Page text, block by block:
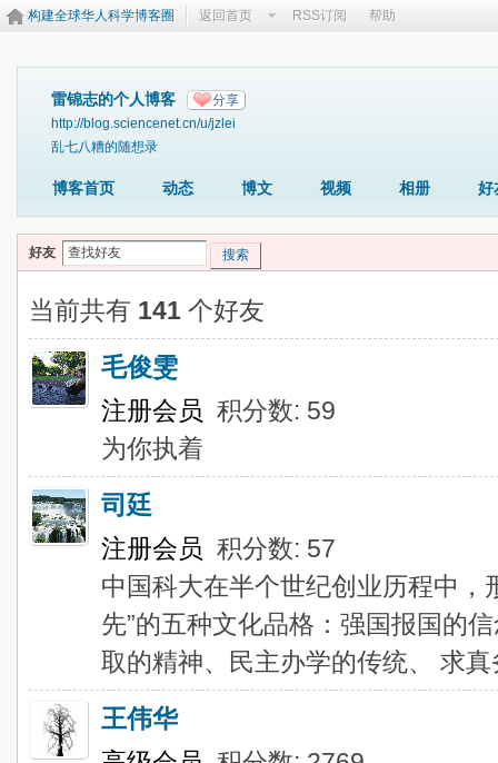
构建全球华人科学博客圈 返回首页 RSS订阅 帮助
雷锦志的个人博客 分享
http://blog.sciencenet.cn/u/jzlei
乱七八糟的随想录
博客首页 动态 博文 视频 相册 好
好友 搜索
当前共有 141 个好友
毛俊雯
注册会员 积分数: 59
为你执着
司廷
注册会员 积分数: 57
中国科大在半个世纪创业历程中，
先”的五种文化品格：强国报国的
取的精神、民主办学的传统、 求
王伟华